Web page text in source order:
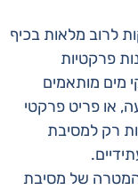
לרוב מלאות בכיף
פרקטיות
מים מותאמים
או פריט פרקטי
רק למסיבת
של מסיבת